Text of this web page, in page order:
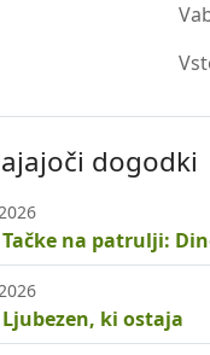
dogodki
na patrulji:
ki ostaja